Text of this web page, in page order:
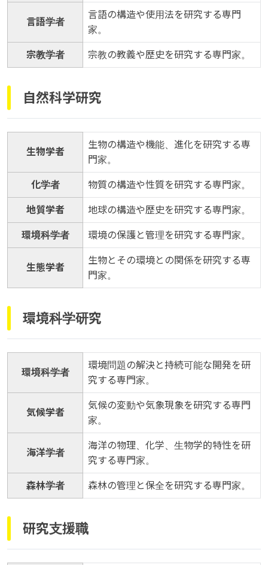
言語学者
言語の構造や使用法を研究する専門
家。
宗教学者 宗教の教義や歴史を研究する専門家。
自然科学研究
生物学者
生物の構造や機能、進化を研究する専
門家。
化学者 物質の構造や性質を研究する専門家。
地質学者 地球の構造や歴史を研究する専門家。
環境科学者 環境の保護と管理を研究する専門家。
生態学者
生物とその環境との関係を研究する専
門家。
環境科学研究
環境科学者
環境問題の解決と持続可能な開発を研
究する専門家。
気候学者
気候の変動や気象現象を研究する専門
家。
海洋学者
海洋の物理、化学、生物学的特性を研
究する専門家。
森林学者 森林の管理と保全を研究する専門家。
研究支援職